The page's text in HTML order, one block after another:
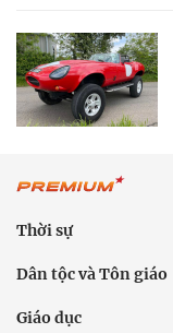
Thời sự
Dân tộc và Tôn giáo
Giáo dục